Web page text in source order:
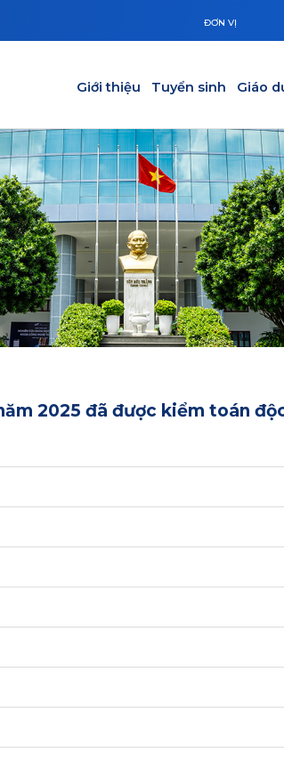
ĐƠN VỊ
Giới thiệu Tuyển sinh Giáo
2025 đã được kiểm toán